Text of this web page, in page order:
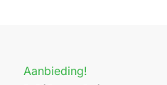
Aanbieding!